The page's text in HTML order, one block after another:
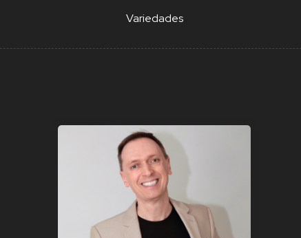
Variedades